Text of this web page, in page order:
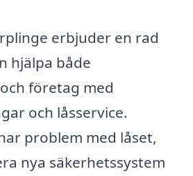
erbjuder en rad
hjälpa både
företag med
och låsservice.
problem med låset,
nya säkerhetssystem